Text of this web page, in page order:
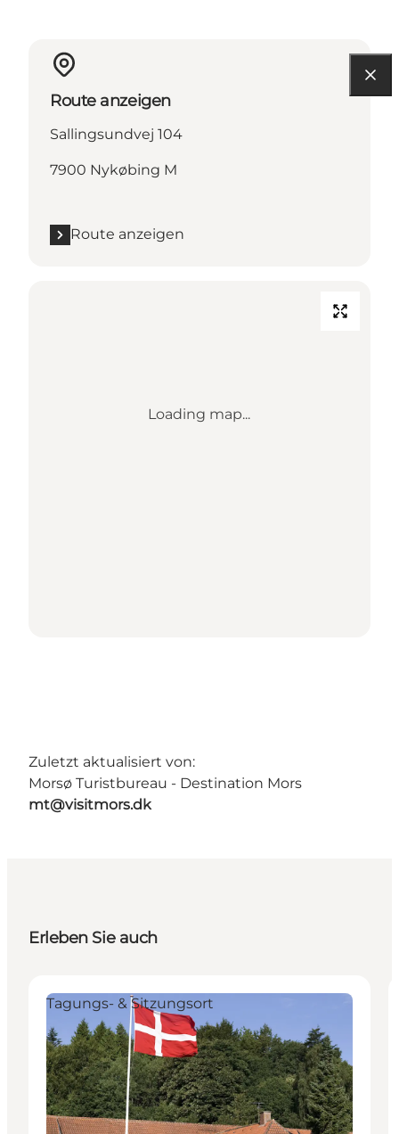
Route anzeigen
Sallingsundvej 104
7900 Nykøbing M
Route anzeigen
Loading map...
Zuletzt aktualisiert von:
Morsø Turistbureau - Destination Mors
mt@visitmors.dk
Erleben Sie auch
Tagungs- & Sitzungsort